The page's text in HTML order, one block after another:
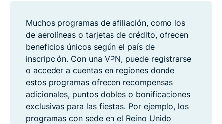
Muchos programas de afiliación, como los
de aerolíneas o tarjetas de crédito, ofrecen
beneficios únicos según el país de
inscripción. Con una VPN, puede registrarse
o acceder a cuentas en regiones donde
estos programas ofrecen recompensas
adicionales, puntos dobles o bonificaciones
exclusivas para las fiestas. Por ejemplo, los
programas con sede en el Reino Unido